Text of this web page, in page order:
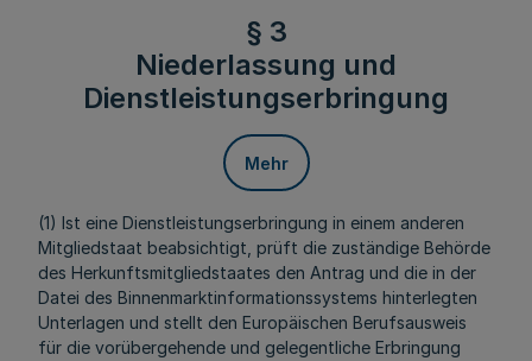
§ 3
Niederlassung und
Dienstleistungserbringung
Mehr
(1) Ist eine Dienstleistungserbringung in einem anderen
Mitgliedstaat beabsichtigt, prüft die zuständige Behörde
des Herkunftsmitgliedstaates den Antrag und die in der
Datei des Binnenmarktinformationssystems hinterlegten
Unterlagen und stellt den Europäischen Berufsausweis
für die vorübergehende und gelegentliche Erbringung